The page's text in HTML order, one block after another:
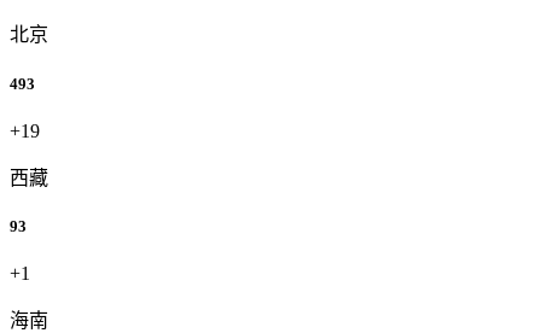
北京
493
+19
西藏
93
+1
海南